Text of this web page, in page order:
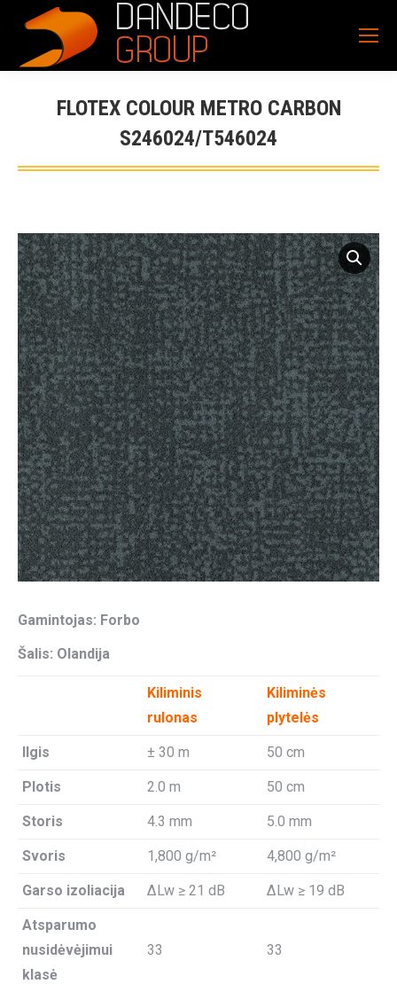
FLOTEX COLOUR METRO CARBON
S246024/T546024
Gamintojas: Forbo
Šalis: Olandija
Kiliminis
rulonas
Kiliminės
plytelės
Ilgis ± 30 m 50 cm
Plotis 2.0 m 50 cm
Storis 4.3 mm 5.0 mm
Svoris 1,800 g/m² 4,800 g/m²
Garso izoliacija ΔLw ≥ 21 dB ΔLw ≥ 19 dB
Atsparumo
nusidėvėjimui
klasė
33 33